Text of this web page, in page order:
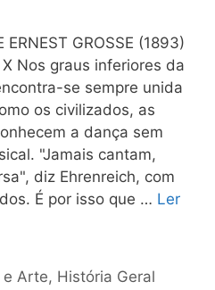
ERNEST GROSSE (1893)
Nos graus inferiores da
se sempre unida
os civilizados, as
a dança sem
"Jamais cantam,
diz Ehrenreich, com
É por isso que … Ler
e Arte, História Geral